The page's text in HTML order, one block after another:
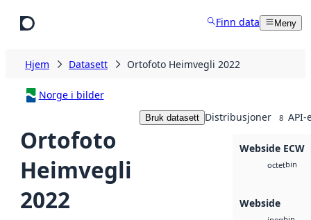
Finn data Meny
Hjem Datasett Ortofoto Heimvegli 2022
Norge i bilder
Ortofoto
Heimvegli
2022
Bruk datasett Distribusjoner 8 API-
Webside ECW
octetbin
Webside